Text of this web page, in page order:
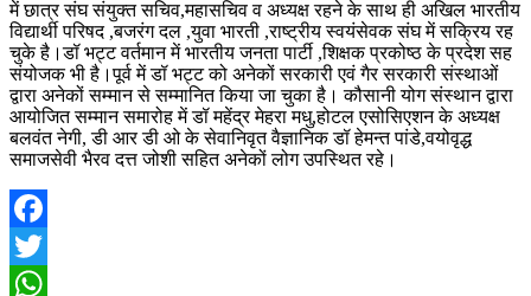
में छात्र संघ संयुक्त सचिव,महासचिव व अध्यक्ष रहने के साथ ही अखिल भारतीय
विद्यार्थी परिषद ,बजरंग दल ,युवा भारती ,राष्ट्रीय स्वयंसेवक संघ में सक्रिय रह
चुके है।डॉ भट्ट वर्तमान में भारतीय जनता पार्टी ,शिक्षक प्रकोष्ठ के प्रदेश सह
संयोजक भी है।पूर्व में डॉ भट्ट को अनेकों सरकारी एवं गैर सरकारी संस्थाओं
द्वारा अनेकों सम्मान से सम्मानित किया जा चुका है। कौसानी योग संस्थान द्वारा
आयोजित सम्मान समारोह में डॉ महेंद्र मेहरा मधु,होटल एसोसिएशन के अध्यक्ष
बलवंत नेगी, डी आर डी ओ के सेवानिवृत वैज्ञानिक डॉ हेमन्त पांडे,वयोवृद्ध
समाजसेवी भैरव दत्त जोशी सहित अनेकों लोग उपस्थित रहे।
Facebook
Twitter